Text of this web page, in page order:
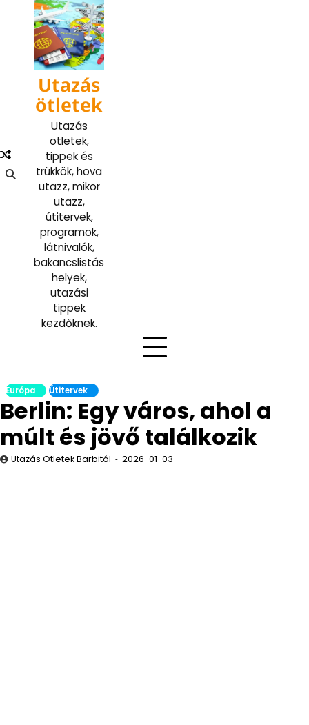
content
Utazás
ötletek
Utazás
ötletek,
tippek és
trükkök, hova
utazz, mikor
utazz,
útitervek,
programok,
látnivalók,
bakancslistás
helyek,
utazási
tippek
kezdőknek.
Európa Útitervek
Berlin: Egy város, ahol a
múlt és jövő találkozik
Utazás Ötletek Barbitól 2026-01-03